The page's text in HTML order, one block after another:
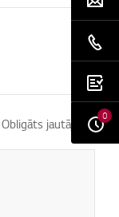
Obligāts jautājums
0